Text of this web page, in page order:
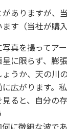
ありますが、
す（当社が購
真を撮ってア
に限らず、膨
うか、天の川
広がります。
ると、自分の